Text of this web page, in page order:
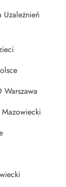
Uzależnień
Warszawa